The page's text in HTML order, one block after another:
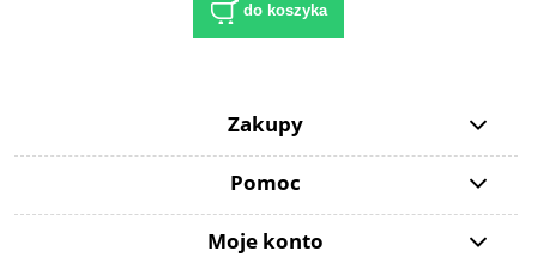
do koszyka
Zakupy
Pomoc
Moje konto